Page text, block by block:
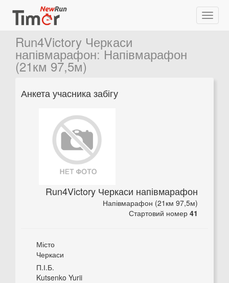
Run4Victory Черкаси
напівмарафон:Напівмарафон
(21км 97,5м)
Анкета учасника забігу
Run4Victory Черкаси напівмарафон
Напівмарафон (21км 97,5м)
Стартовий номер 41
Місто
Черкаси
П.І.Б.
Kutsenko Yurii